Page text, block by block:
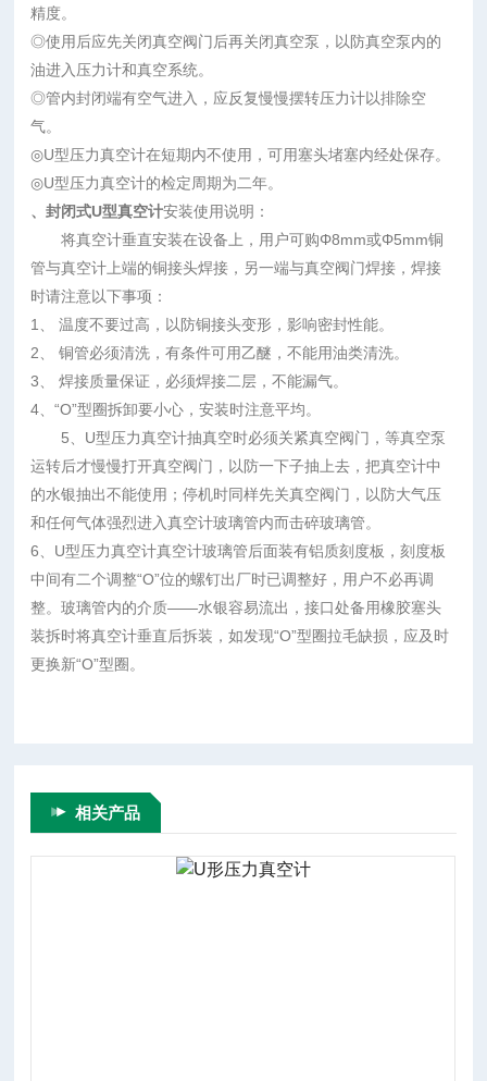
精度。
◎使用后应先关闭真空阀门后再关闭真空泵，以防真空泵内的
油进入压力计和真空系统。
◎管内封闭端有空气进入，应反复慢慢摆转压力计以排除空
气。
◎U型压力真空计在短期内不使用，可用塞头堵塞内经处保存。
◎U型压力真空计的检定周期为二年。
、封闭式U型真空计安装使用说明：
将真空计垂直安装在设备上，用户可购Φ8mm或Φ5mm铜
管与真空计上端的铜接头焊接，另一端与真空阀门焊接，焊接
时请注意以下事项：
1、 温度不要过高，以防铜接头变形，影响密封性能。
2、 铜管必须清洗，有条件可用乙醚，不能用油类清洗。
3、 焊接质量保证，必须焊接二层，不能漏气。
4、“O”型圈拆卸要小心，安装时注意平均。
5、U型压力真空计抽真空时必须关紧真空阀门，等真空泵
运转后才慢慢打开真空阀门，以防一下子抽上去，把真空计中
的水银抽出不能使用；停机时同样先关真空阀门，以防大气压
和任何气体强烈进入真空计玻璃管内而击碎玻璃管。
6、U型压力真空计真空计玻璃管后面装有铝质刻度板，刻度板
中间有二个调整“O”位的螺钉出厂时已调整好，用户不必再调
整。玻璃管内的介质——水银容易流出，接口处备用橡胶塞头
装拆时将真空计垂直后拆装，如发现“O”型圈拉毛缺损，应及时
更换新“O”型圈。
相关产品